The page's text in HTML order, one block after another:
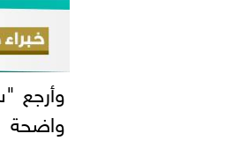
وأرجع